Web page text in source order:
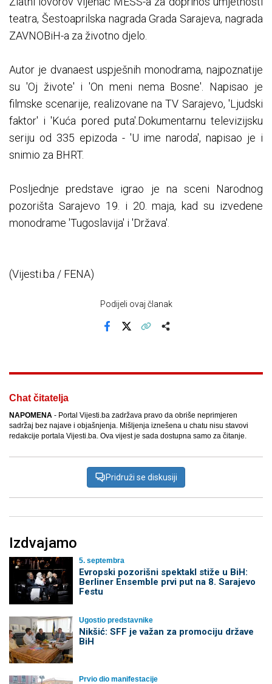
teatra, Šestoaprilska nagrada Grada Sarajeva, nagrada
ZAVNOBiH-a za životno djelo.
Autor je dvanaest uspješnih monodrama, najpoznatije
su 'Oj živote' i 'On meni nema Bosne'. Napisao je
filmske scenarije, realizovane na TV Sarajevo, 'Ljudski
faktor' i 'Kuća pored puta'.Dokumentarnu televizijsku
seriju od 335 epizoda - 'U ime naroda', napisao je i
snimio za BHRT.
Posljednje predstave igrao je na sceni Narodnog
pozorišta Sarajevo 19. i 20. maja, kad su izvedene
monodrame 'Tugoslavija' i 'Država'.
(Vijesti.ba / FENA)
Podijeli ovaj članak
Chat čitatelja
NAPOMENA - Portal Vijesti.ba zadržava pravo da obriše neprimjeren
sadržaj bez najave i objašnjenja. Mišljenja iznešena u chatu nisu stavovi
redakcije portala Vijesti.ba. Ova vijest je sada dostupna samo za čitanje.
Pridruži se diskusiji
Izdvajamo
5. septembra
Evropski pozorišni spektakl stiže u BiH:
Berliner Ensemble prvi put na 8. Sarajevo
Festu
Ugostio predstavnike
Nikšić: SFF je važan za promociju države
BiH
Prvio dio manifestacije